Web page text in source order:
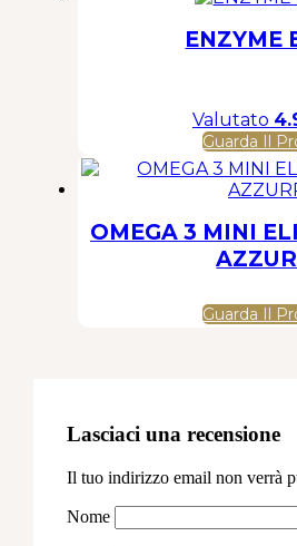
ENZYME
Valutato
Guarda Il
OMEGA 3 MINI
Guarda Il
Lasciaci una recensione
Il tuo indirizzo email non verrà
Nome